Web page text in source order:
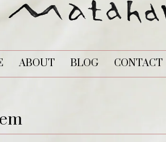
ABOUT BLOG CONTACT